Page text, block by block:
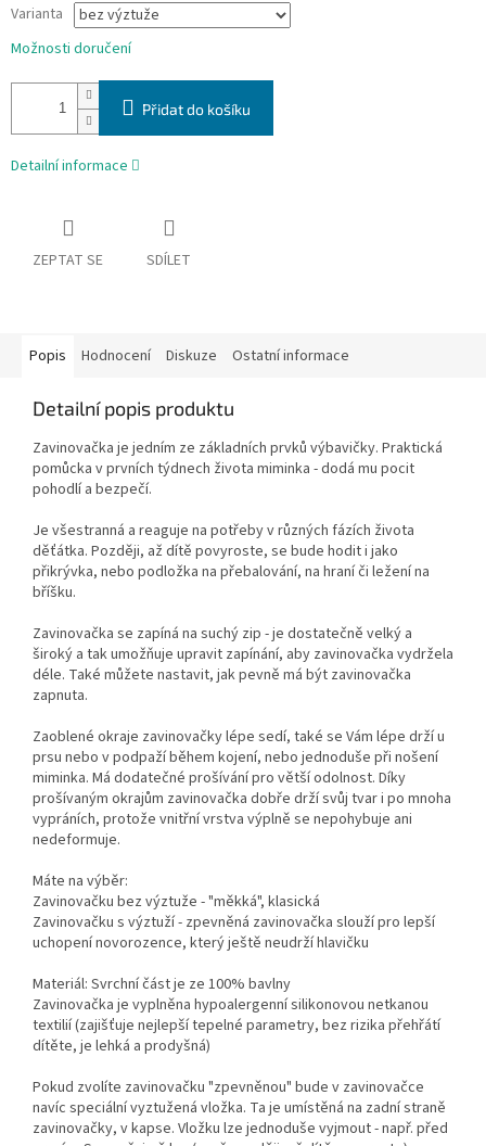
Varianta
Možnosti doručení
Přidat do košíku
Detailní informace
ZEPTAT SE SDÍLET
Popis Hodnocení Diskuze Ostatní informace
Detailní popis produktu
Zavinovačka je jedním ze základních prvků výbavičky. Praktická
pomůcka v prvních týdnech života miminka - dodá mu pocit
pohodlí a bezpečí.
Je všestranná a reaguje na potřeby v různých fázích života
děťátka. Později, až dítě povyroste, se bude hodit i jako
přikrývka, nebo podložka na přebalování, na hraní či ležení na
bříšku.
Zavinovačka se zapíná na suchý zip - je dostatečně velký a
široký a tak umožňuje upravit zapínání, aby zavinovačka vydržela
déle. Také můžete nastavit, jak pevně má být zavinovačka
zapnuta.
Zaoblené okraje zavinovačky lépe sedí, také se Vám lépe drží u
prsu nebo v podpaží během kojení, nebo jednoduše při nošení
miminka. Má dodatečné prošívání pro větší odolnost. Díky
prošívaným okrajům zavinovačka dobře drží svůj tvar i po mnoha
vypráních, protože vnitřní vrstva výplně se nepohybuje ani
nedeformuje.
Máte na výběr:
Zavinovačku bez výztuže - "měkká", klasická
Zavinovačku s výztuží - zpevněná zavinovačka slouží pro lepší
uchopení novorozence, který ještě neudrží hlavičku
Materiál: Svrchní část je ze 100% bavlny
Zavinovačka je vyplněna hypoalergenní silikonovou netkanou
textilií (zajišťuje nejlepší tepelné parametry, bez rizika přehřátí
dítěte, je lehká a prodyšná)
Pokud zvolíte zavinovačku "zpevněnou" bude v zavinovačce
navíc speciální vyztužená vložka. Ta je umístěná na zadní straně
zavinovačky, v kapse. Vložku lze jednoduše vyjmout - např. před